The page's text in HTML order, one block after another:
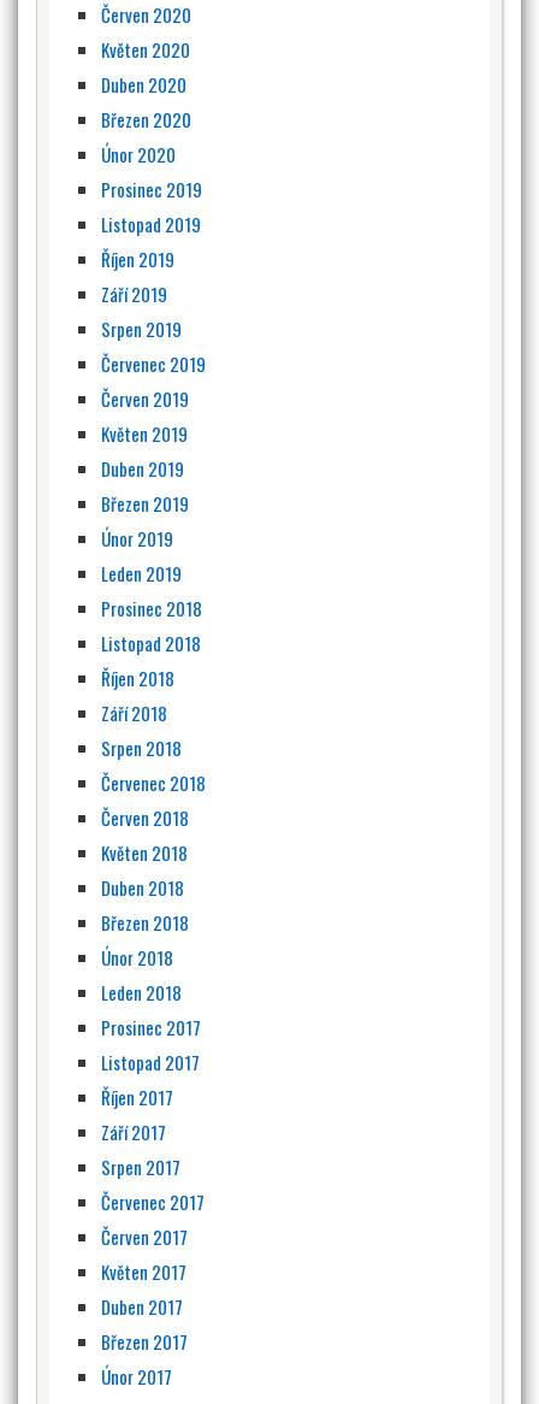
Červen 2020
Květen 2020
Duben 2020
Březen 2020
Únor 2020
Prosinec 2019
Listopad 2019
Říjen 2019
Září 2019
Srpen 2019
Červenec 2019
Červen 2019
Květen 2019
Duben 2019
Březen 2019
Únor 2019
Leden 2019
Prosinec 2018
Listopad 2018
Říjen 2018
Září 2018
Srpen 2018
Červenec 2018
Červen 2018
Květen 2018
Duben 2018
Březen 2018
Únor 2018
Leden 2018
Prosinec 2017
Listopad 2017
Říjen 2017
Září 2017
Srpen 2017
Červenec 2017
Červen 2017
Květen 2017
Duben 2017
Březen 2017
Únor 2017